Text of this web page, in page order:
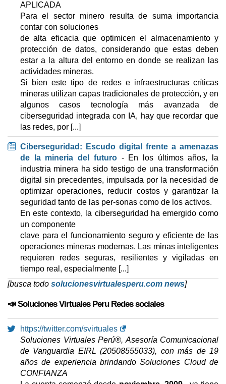
APLICADA
Para el sector minero resulta de suma importancia
contar con soluciones
de alta eficacia que optimicen el almacenamiento y
protección de datos, considerando que estas deben
estar a la altura del entorno en donde se realizan las
actividades mineras.
Si bien este tipo de redes e infraestructuras críticas
mineras utilizan capas tradicionales de protección, y en
algunos casos tecnología más avanzada de
ciberseguridad integrada con IA, hay que recordar que
las redes, por [...]
Ciberseguridad: Escudo digital frente a amenazas
de la mineria del futuro- En los últimos años, la
industria minera ha sido testigo de una transformación
digital sin precedentes, impulsada por la necesidad de
optimizar operaciones, reducir costos y garantizar la
seguridad tanto de las per-sonas como de los activos.
En este contexto, la ciberseguridad ha emergido como
un componente
clave para el funcionamiento seguro y eficiente de las
operaciones mineras modernas. Las minas inteligentes
requieren redes seguras, resilientes y vigiladas en
tiempo real, especialmente [...]
[busca todo solucionesvirtualesperu.com news]
📣 Soluciones Virtuales Peru Redes sociales
https://twitter.com/svirtuales
Soluciones Virtuales Perú®, Asesoría Comunicacional
de Vanguardia EIRL (20508555033), con más de 19
años de experiencia brindando Soluciones Cloud de
CONFIANZA